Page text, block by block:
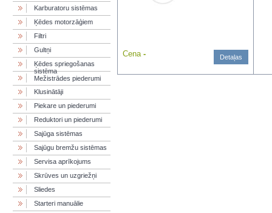
Karburatoru sistēmas
Ķēdes motorzāģiem
Filtri
Gultņi
Ķēdes spriegošanas
sistēma
Mežistrādes piederumi
Klusinātāji
Piekare un piederumi
Reduktori un piederumi
Sajūga sistēmas
Sajūgu bremžu sistēmas
Servisa aprīkojums
Skrūves un uzgriežņi
Sliedes
Starteri manuālie
Cena - Detaļas